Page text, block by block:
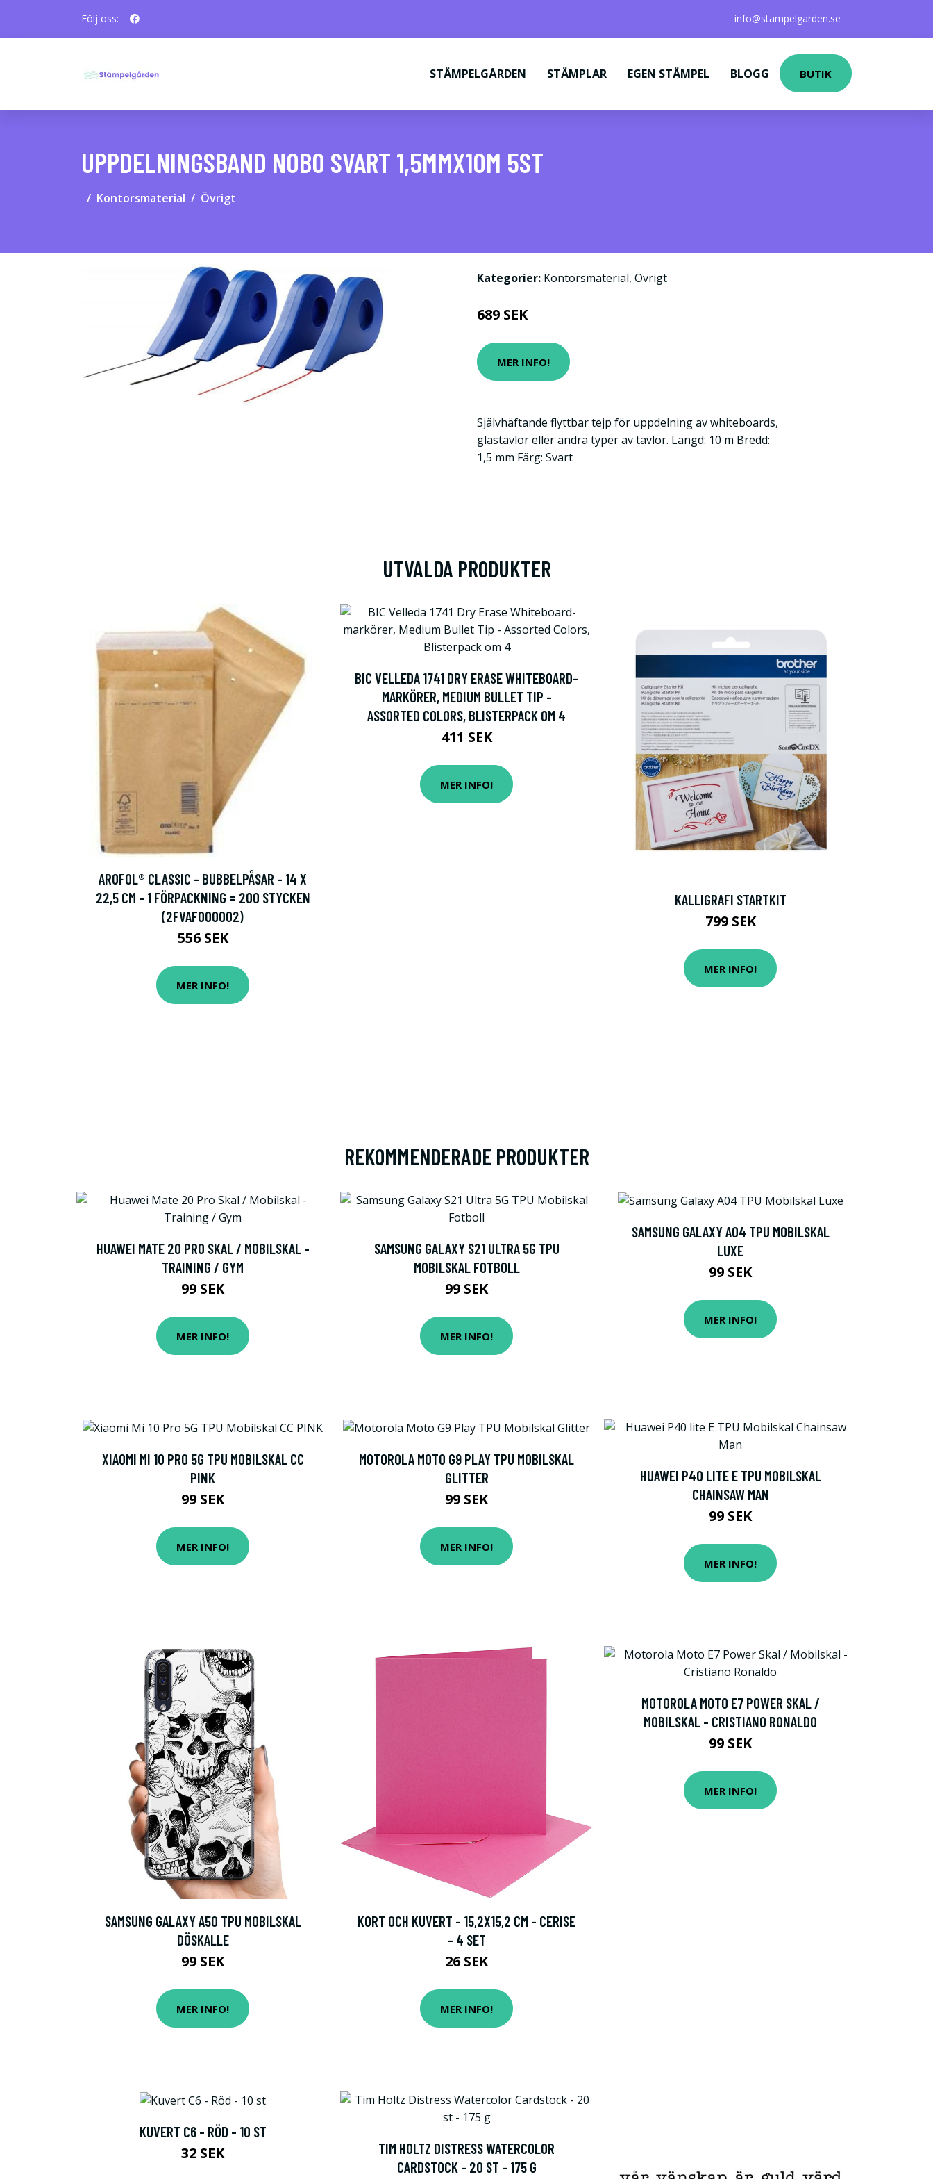
Följ oss: info@stampelgarden.se
STÄMPELGÅRDEN STÄMPLAR EGEN STÄMPEL BLOGG BUTIK
UPPDELNINGSBAND NOBO SVART 1,5MMX10M 5ST
Kontorsmaterial Övrigt
Kategorier: Kontorsmaterial, Övrigt
689 SEK
MER INFO!
Självhäftande flyttbar tejp för uppdelning av whiteboards,
glastavlor eller andra typer av tavlor. Längd: 10 m Bredd:
1,5 mm Färg: Svart
UTVALDA PRODUKTER
AROFOL® CLASSIC - BUBBELPÅSAR - 14 X
22,5 CM - 1 FÖRPACKNING = 200 STYCKEN
(2FVAF000002)
556 SEK
MER INFO!
BIC VELLEDA 1741 DRY ERASE WHITEBOARD-
MARKÖRER, MEDIUM BULLET TIP -
ASSORTED COLORS, BLISTERPACK OM 4
411 SEK
MER INFO!
KALLIGRAFI STARTKIT
799 SEK
MER INFO!
REKOMMENDERADE PRODUKTER
HUAWEI MATE 20 PRO SKAL / MOBILSKAL -
TRAINING / GYM
99 SEK
MER INFO!
SAMSUNG GALAXY S21 ULTRA 5G TPU
MOBILSKAL FOTBOLL
99 SEK
MER INFO!
SAMSUNG GALAXY A04 TPU MOBILSKAL
LUXE
99 SEK
MER INFO!
XIAOMI MI 10 PRO 5G TPU MOBILSKAL CC
PINK
99 SEK
MER INFO!
MOTOROLA MOTO G9 PLAY TPU MOBILSKAL
GLITTER
99 SEK
MER INFO!
HUAWEI P40 LITE E TPU MOBILSKAL
CHAINSAW MAN
99 SEK
MER INFO!
SAMSUNG GALAXY A50 TPU MOBILSKAL
DÖSKALLE
99 SEK
MER INFO!
KORT OCH KUVERT - 15,2X15,2 CM - CERISE
- 4 SET
26 SEK
MER INFO!
MOTOROLA MOTO E7 POWER SKAL /
MOBILSKAL - CRISTIANO RONALDO
99 SEK
MER INFO!
KUVERT C6 - RÖD - 10 ST
32 SEK
TIM HOLTZ DISTRESS WATERCOLOR
CARDSTOCK - 20 ST - 175 G